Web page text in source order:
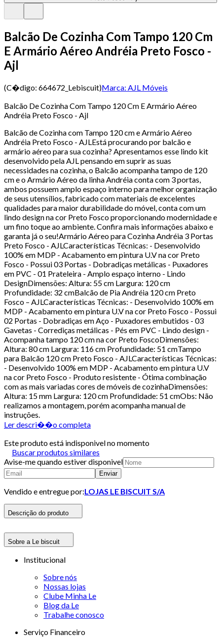
Balcão De Cozinha Com Tampo 120 Cm
E Armário Aéreo Andréia Preto Fosco -
Ajl
(C�digo: 664672_Lebiscuit)Marca: AJL Móveis
Balcão De Cozinha Com Tampo 120 Cm E Armário Aéreo
Andréia Preto Fosco - Ajl
Balcão de Cozinha com Tampo 120 cm e Armário Aéreo
Andréia Preto Fosco - AJLEstá procurando por balcão e
armário aéreo para sua cozinha? Apresentamos esse lindo kit
desenvolvido pela AJL pensando em suprir as suas
necessidades na cozinha, o Balcão acompanha tampo de 120
cm e o Armário Aéreo da linha Andréia conta com 3 portas,
ambos possuem amplo espaço interno para melhor organização
de seus utensílios, fabricado com materiais de excelentes
qualidades para maior durabilidade do móvel, conta com um
lindo design na cor Preto Fosco proporcionando modernidade e
um fino toque ao ambiente. Confira mais informações abaixo e
garanta já o seu!Armário Aéreo para Cozinha Andréia 3 Portas
Preto Fosco - AJLCaracterísticas Técnicas: - Desenvolvido
100% em MDP - Acabamento em pintura U.V na cor Preto
Fosco - Possui 03 Portas - Dobradiças metálicas - Puxadores
em PVC - 01 Prateleira - Amplo espaço interno - Lindo
DesignDimensões: Altura: 55 cm Largura: 120 cm
Profundidade: 32 cmBalcão de Pia Andréia 120 cm Preto
Fosco – AJLCaracterísticas Técnicas: - Desenvolvido 100% em
MDP - Acabamento em pintura U.V na cor Preto Fosco - Possui
02 Portas - Dobradiças em Aço - Puxadores embutidos - 03
Gavetas - Corrediças metálicas - Pés em PVC - Lindo design -
Acompanha tampo 120 cm na cor Preto FoscoDimensões:
Altura: 80 cm Largura: 116 cm Profundidade: 51 cmTampo
para Balcão 120 cm Preto Fosco - AJLCaracterísticas Técnicas:
- Desenvolvido 100% em MDP - Acabamento em pintura U.V
na cor Preto Fosco - Produto resistente - Ótima combinação
com as mais variadas cores de móveis de cozinhaDimensões:
Altura: 15 mm Largura: 120 cm Profundidade: 51 cmObs: Não
realizamos a montagem, porém acompanha manual de
instruções.
Ler descri��o completa
Este produto está indisponivel no momento
Buscar produtos similares
Avise-me quando estiver disponivel
Enviar
Vendido e entregue por:LOJAS LE BISCUIT S/A
Descrição do produto
Sobre a Le biscuit
Institucional
Sobre nós
Nossas lojas
Clube Minha Le
Blog da Le
Trabalhe conosco
Serviço Financeiro